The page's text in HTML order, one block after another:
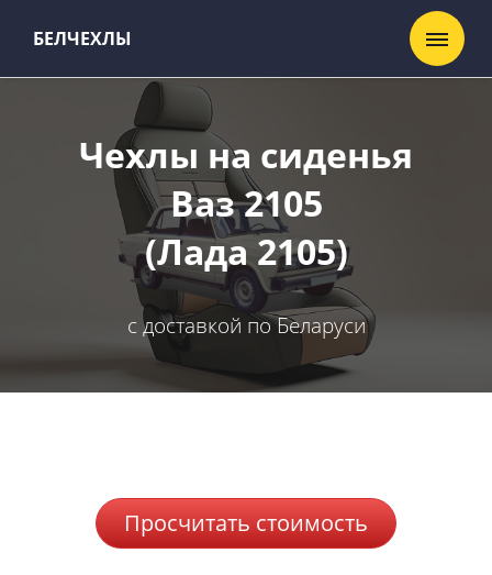
БЕЛЧЕХЛЫ
Чехлы на сиденья
Ваз 2105
(Лада 2105)
с доставкой по Беларуси
Просчитать стоимость